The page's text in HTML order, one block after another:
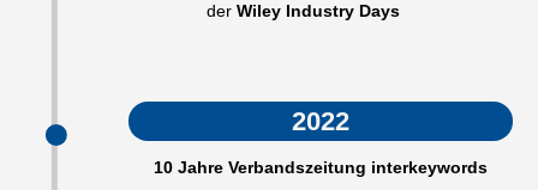
der Wiley Industry Days
2022
10 Jahre Verbandszeitung interkeywords